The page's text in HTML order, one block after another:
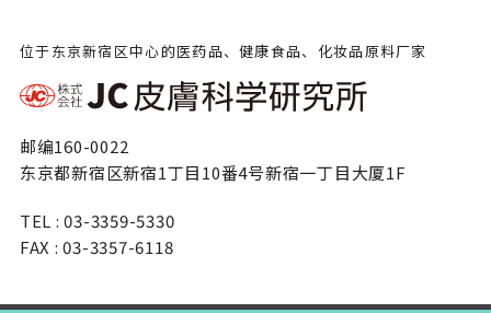
位于东京新宿区中心的医药品、健康食品、化妆品原料厂家
邮编160-0022
东京都新宿区新宿1丁目10番4号新宿一丁目大厦1F
TEL : 03-3359-5330
FAX : 03-3357-6118